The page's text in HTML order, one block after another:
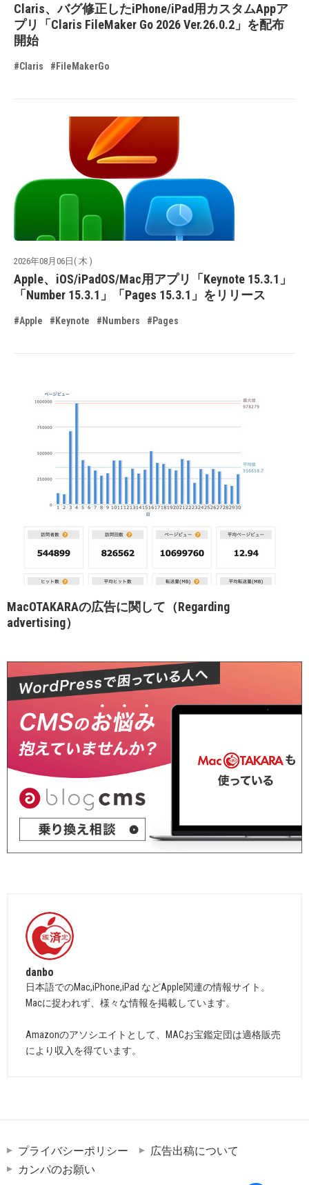
Claris、バグ修正したiPhone/iPad用カスタムAppア
プリ「Claris FileMaker Go 2026 Ver.26.0.2」を配布
開始
#Claris #FileMakerGo
2026年08月06日( 木 )
Apple、iOS/iPadOS/Mac用アプリ「Keynote 15.3.1」
「Number 15.3.1」「Pages 15.3.1」をリリース
#Apple #Keynote #Numbers #Pages
MacOTAKARAの広告に関して（Regarding
advertising）
danbo
日本語でのMac,iPhone,iPad などApple関連の情報サイト。
Macに捉われず、様々な情報を掲載しています。
Amazonのアソシエイトとして、MACお宝鑑定団は適格販売
により収入を得ています。
プライバシーポリシー
広告出稿について
カンパのお願い